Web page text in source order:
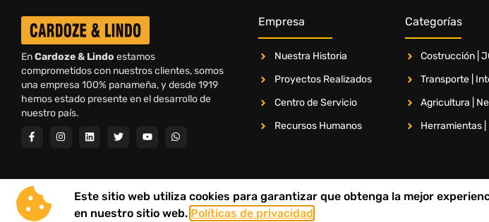
EnCardoze & Lindo estamos
comprometidos con nuestros clientes, somos
una empresa 100% panameña, y desde 1919
hemos estado presente en el desarrollo de
nuestro país.
Empresa
Nuestra Historia
Proyectos Realizados
Centro de Servicio
Recursos Humanos
Categorías
Costrucción |
Transporte |
Agricultura |
Herramientas
Copyrights ©2020 Cardoze y Lindo • Todos los derechos reservados.
Este sitio web utiliza cookies para garantizar que obtenga la mejor
en nuestro sitio web. Políticas de privacidad